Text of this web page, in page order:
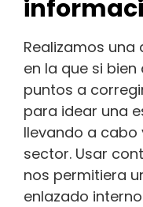
Realizamos
en la que si
puntos a
para idear una
llevando a
sector. Usar
nos permitiera
enlazado